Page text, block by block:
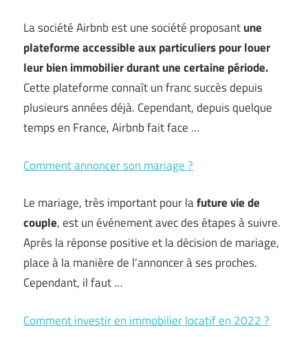
La société Airbnb est une société proposantune
plateforme accessible aux particuliers pour louer
leur bien immobilier durant une certaine période.
Cette plateforme connaît un franc succès depuis
plusieurs années déjà. Cependant, depuis quelque
temps en France, Airbnb fait face …
Comment annoncer son mariage ?
Le mariage, très important pour lafuture vie de
couple, est un événement avec des étapes à suivre.
Après la réponse positive et la décision de mariage,
place à la manière de l’annoncer à ses proches.
Cependant, il faut …
Comment investir en immobilier locatif en 2022 ?